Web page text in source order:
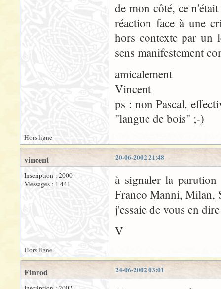
de mon côté, ce
réaction face à une
hors contexte par un
sens manifestement
amicalement
Vincent
ps : non Pascal,
"langue de bois" ;-)
Hors ligne
20-06-2002 21:48
vincent
Inscription : 2000
Messages : 1 441
à signaler la
Franco Manni, Milan,
j'essaie de vous en
V
Hors ligne
24-06-2002 03:01
Finrod